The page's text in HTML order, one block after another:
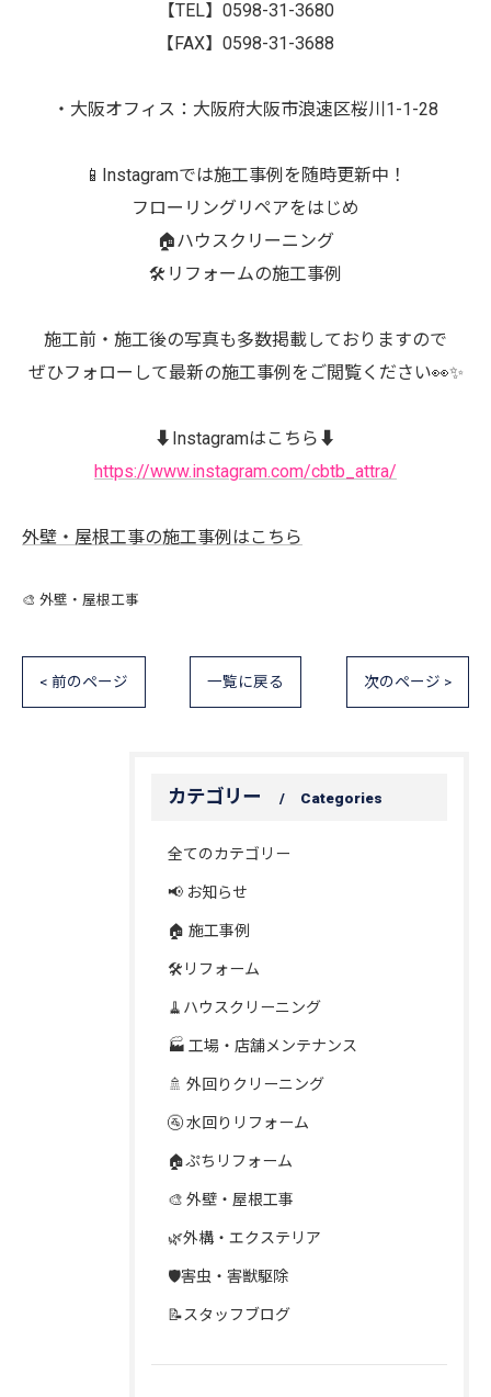
【TEL】0598-31-3680
【FAX】0598-31-3688
・大阪オフィス：大阪府大阪市浪速区桜川1-1-28
📱Instagramでは施工事例を随時更新中！
フローリングリペアをはじめ
🏠ハウスクリーニング
🛠️リフォームの施工事例
施工前・施工後の写真も多数掲載しておりますので
ぜひフォローして最新の施工事例をご閲覧ください👀✨
⬇️Instagramはこちら⬇️
https://www.instagram.com/cbtb_attra/
外壁・屋根工事の施工事例はこちら
🎨 外壁・屋根工事
< 前のページ 一覧に戻る 次のページ >
カテゴリー Categories
全てのカテゴリー
📢 お知らせ
🏠 施工事例
🛠️リフォーム
🧹ハウスクリーニング
🏭 工場・店舗メンテナンス
🚿 外回りクリーニング
🚰 水回りリフォーム
🏠ぷちリフォーム
🎨 外壁・屋根工事
🌿外構・エクステリア
🛡️害虫・害獣駆除
📝スタッフブログ